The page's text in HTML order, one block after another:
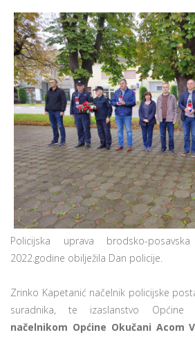
Policijska uprava brodsko-
2022.godine obilježila Dan policije.
Zrinko Kapetanić načelnik policijske
suradnika, te izaslanstvo Općine
načelnikom Općine Okučani Acom